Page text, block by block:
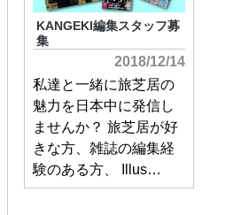
KANGEKI編集スタッフ募
集
2018/12/14
私達と一緒に旅芝居の
魅力を日本中に発信し
ませんか？ 旅芝居が好
きな方、雑誌の編集経
験のある方、 Illus…